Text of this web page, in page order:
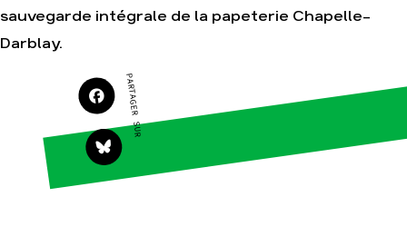
patrimoine
Télécharger
gratuitement les
Actualités
Espace presse
Groupes
locaux
sauvegarde intégrale de la papeterie Chapelle-
Darblay.
PARTAGER SUR